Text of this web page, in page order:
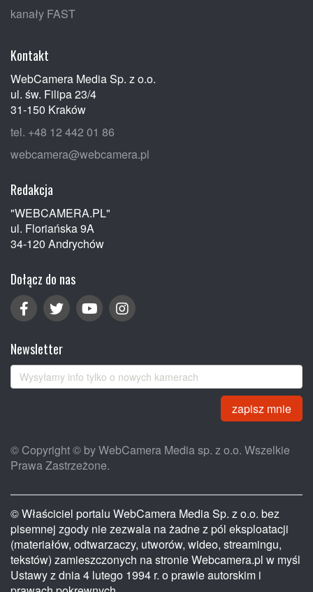
kanały FAST
Kontakt
WebCamera Media Sp. z o.o.
ul. św. Filipa 23/4
31-150 Kraków
tel. +48 12 442 01 86
webcamera@webcamera.pl
Redakcja
"WEBCAMERA.PL"
ul. Floriańska 9A
34-120 Andrychów
Dołącz do nas
Newsletter
zapisz mnie
© Copyright © by WebCamera Media sp. z o.o. Wszelkie
Prawa Zastrzeżone.
© Właściciel portalu WebCamera Media Sp. z o.o. bez
pisemnej zgody nie zezwala na żadne z pól eksploatacji
(materiałów, odtwarzaczy, utworów, wideo, streamingu,
tekstów) zamieszczonych na stronie Webcamera.pl w myśl
Ustawy z dnia 4 lutego 1994 r. o prawie autorskim i